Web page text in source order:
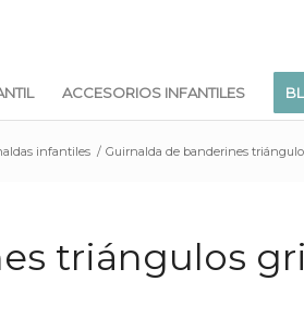
ACCESORIOS INFANTILES
infantiles / Guirnalda de banderines
triángulos